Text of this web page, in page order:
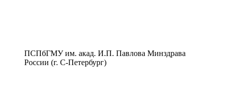
ПСПбГМУ им. акад. И.П. Павлова Минздрава
России (г. С-Петербург)